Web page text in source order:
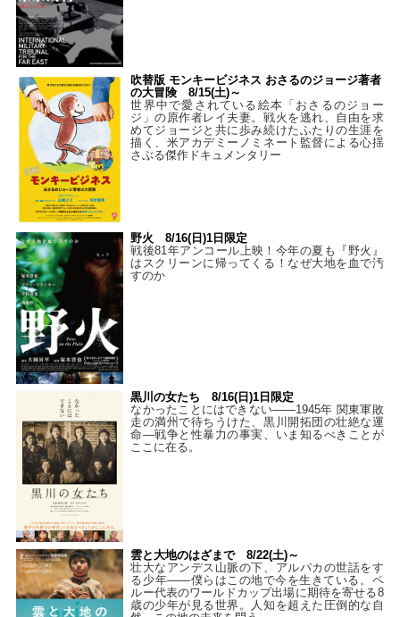
吹替版 モンキービジネス おさるのジョージ著者
の大冒険 8/15(土)～
世界中で愛されている絵本「おさるのジョー
ジ」の原作者レイ夫妻。戦火を逃れ、自由を求
めてジョージと共に歩み続けたふたりの生涯を
描く、米アカデミーノミネート監督による心揺
さぶる傑作ドキュメンタリー
野火 8/16(日)1日限定
戦後81年アンコール上映！今年の夏も『野火』
はスクリーンに帰ってくる！なぜ大地を血で汚
すのか
黒川の女たち 8/16(日)1日限定
なかったことにはできない——1945年 関東軍敗
走の満州で待ちうけた、黒川開拓団の壮絶な運
命―戦争と性暴力の事実、いま知るべきことが
ここに在る。
雲と大地のはざまで 8/22(土)～
壮大なアンデス山脈の下、アルパカの世話をす
る少年――僕らはこの地で今を生きている。ペ
ルー代表のワールドカップ出場に期待を寄せる8
歳の少年が見る世界。人知を超えた圧倒的な自